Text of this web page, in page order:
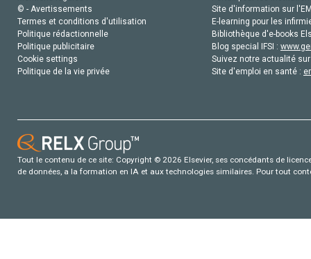
© - Avertissements
Termes et conditions d'utilisation
Politique rédactionnelle
Politique publicitaire
Cookie settings
Politique de la vie privée
Site d'information sur
E-learning pour les
Bibliothèque d'e-books
Blog special IFSI :
Suivez notre actualité
Site d'emploi en santé :
Tout le contenu de ce site: Copyright © 2026 Elsevier, ses concédants de
de données, a la formation en IA et aux technologies similaires. Pour tout